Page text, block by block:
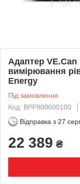
Адаптер
вимірювання
Energy
Під замовлення
Код: BPP900600100
Відправка з 27
22 389 ₴